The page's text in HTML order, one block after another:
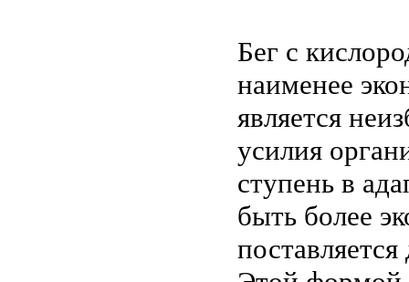
Бег с
наименее
является
усилия
ступень в
быть более